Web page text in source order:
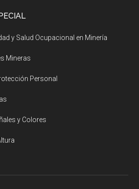
y Salud Ocupacional en Minería
Mineras
Personal
y Colores